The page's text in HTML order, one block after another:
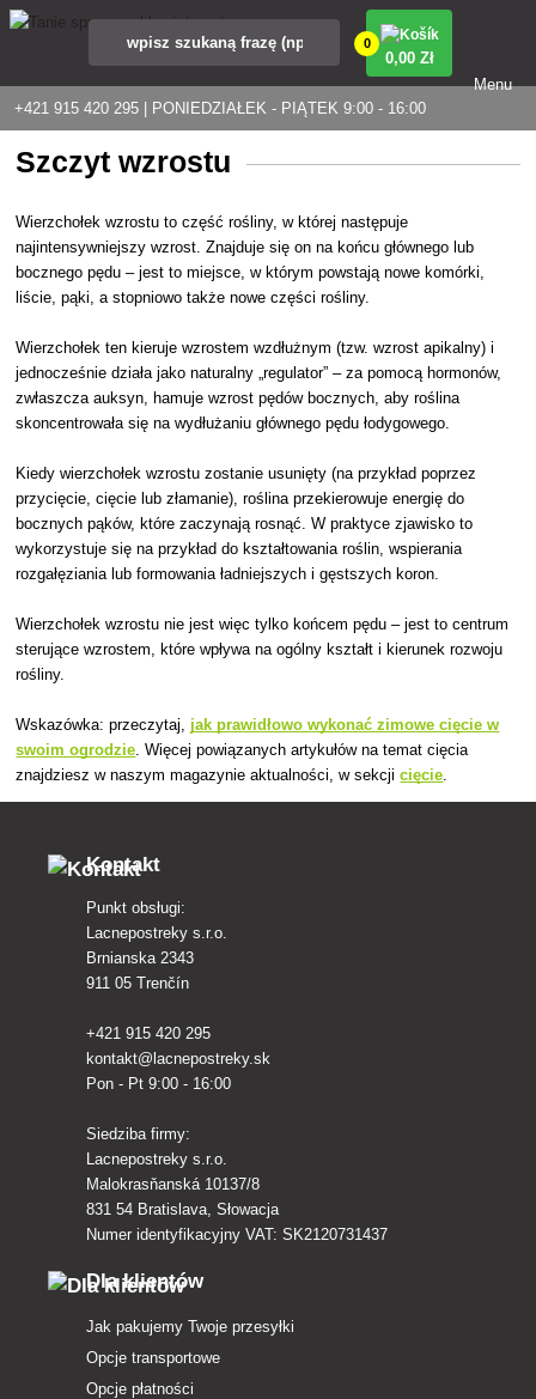
+421 915 420 295 | PONIEDZIAŁEK - PIĄTEK 9:00 - 16:00
0
0,00 Zł
Menu
Szczyt wzrostu
Wierzchołek wzrostu to część rośliny, w której następuje
najintensywniejszy wzrost. Znajduje się on na końcu głównego lub
bocznego pędu – jest to miejsce, w którym powstają nowe komórki,
liście, pąki, a stopniowo także nowe części rośliny.
Wierzchołek ten kieruje wzrostem wzdłużnym (tzw. wzrost apikalny) i
jednocześnie działa jako naturalny „regulator” – za pomocą hormonów,
zwłaszcza auksyn, hamuje wzrost pędów bocznych, aby roślina
skoncentrowała się na wydłużaniu głównego pędu łodygowego.
Kiedy wierzchołek wzrostu zostanie usunięty (na przykład poprzez
przycięcie, cięcie lub złamanie), roślina przekierowuje energię do
bocznych pąków, które zaczynają rosnąć. W praktyce zjawisko to
wykorzystuje się na przykład do kształtowania roślin, wspierania
rozgałęziania lub formowania ładniejszych i gęstszych koron.
Wierzchołek wzrostu nie jest więc tylko końcem pędu – jest to centrum
sterujące wzrostem, które wpływa na ogólny kształt i kierunek rozwoju
rośliny.
Wskazówka: przeczytaj, jak prawidłowo wykonać zimowe cięcie w
swoim ogrodzie . Więcej powiązanych artykułów na temat cięcia
znajdziesz w naszym magazynie aktualności, w sekcjicięcie
Kontakt
Punkt obsługi:
Lacnepostreky s.r.o.
Brnianska 2343
911 05 Trenčín
+421 915 420 295
kontakt@lacnepostreky.sk
Pon - Pt 9:00 - 16:00
Siedziba firmy:
Lacnepostreky s.r.o.
Malokrasňanská 10137/8
831 54 Bratislava, Słowacja
Numer identyfikacyjny VAT: SK2120731437
Dla klientów
Jak pakujemy Twoje przesyłki
Opcje transportowe
Opcje płatności